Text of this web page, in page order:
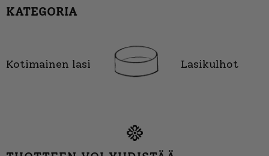
KATEGORIA
Kotimainen lasi Lasikulhot